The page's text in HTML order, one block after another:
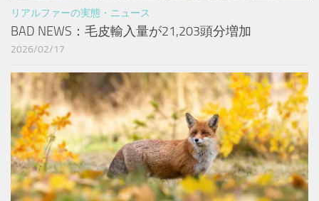
リアルファーの実態・ニュース
BAD NEWS：毛皮輸入量が21,203頭分増加
2026/02/17